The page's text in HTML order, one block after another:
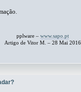
pplware –www.sapo.pt
Artigo de Vitor M. – 28 Mai 2016